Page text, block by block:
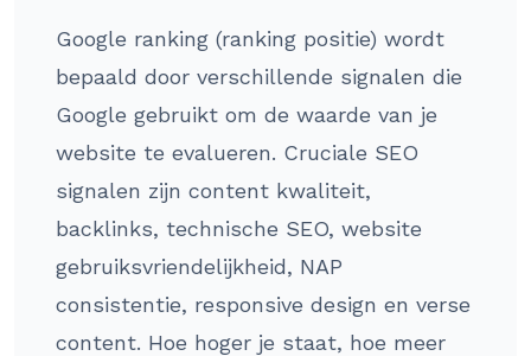
Google ranking (ranking positie) wordt
bepaald door verschillende signalen die
Google gebruikt om de waarde van je
website te evalueren. Cruciale SEO
signalen zijn content kwaliteit,
backlinks, technische SEO, website
gebruiksvriendelijkheid, NAP
consistentie, responsive design en verse
content. Hoe hoger je staat, hoe meer